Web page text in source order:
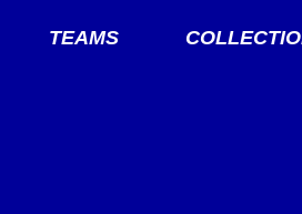
TEAMS